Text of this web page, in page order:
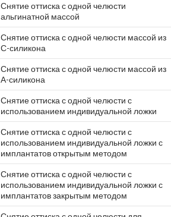
Снятие оттиска с одной челюсти
альгинатной массой
Снятие оттиска с одной челюсти массой из
С-силикона
Снятие оттиска с одной челюсти массой из
А-силикона
Снятие оттиска с одной челюсти с
использованием индивидуальной ложки
Снятие оттиска с одной челюсти с
использованием индивидуальной ложки с
имплантатов открытым методом
Снятие оттиска с одной челюсти с
использованием индивидуальной ложки с
имплантатов закрытым методом